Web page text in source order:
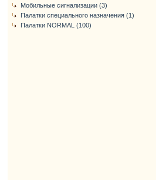
Мобильные сигнализации (3)
Палатки специального назначения (1)
Палатки NORMAL (100)